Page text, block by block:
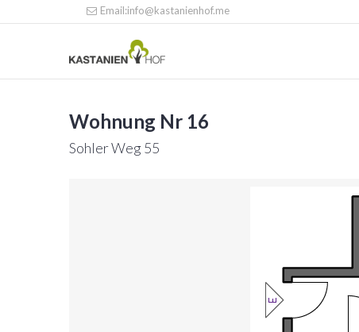
Email:info@kastanienhof.me
Wohnung Nr 16
Sohler Weg 55